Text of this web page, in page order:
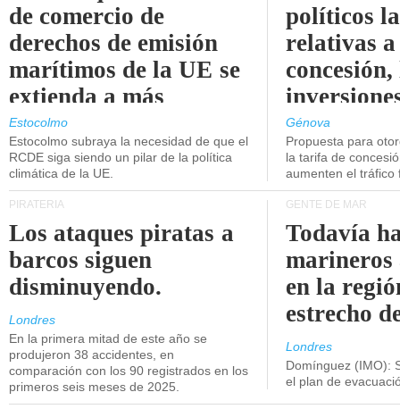
de comercio de
derechos de emisión
marítimos de la UE se
extienda a más
buques.
Estocolmo
Estocolmo subraya la necesidad de que el
RCDE siga siendo un pilar de la política
climática de la UE.
políticos
relativas a
concesión,
Génova
Propuesta para
la tarifa de
aumenten el tráfico
PIRATERÍA
Los ataques piratas a
barcos siguen
disminuyendo.
Londres
En la primera mitad de este año se
produjeron 38 accidentes, en
comparación con los 90 registrados en los
primeros seis meses de 2025.
GENTE DE MAR
Todavía
marineros
en la
estrecho
Londres
Domínguez (IMO):
el plan de